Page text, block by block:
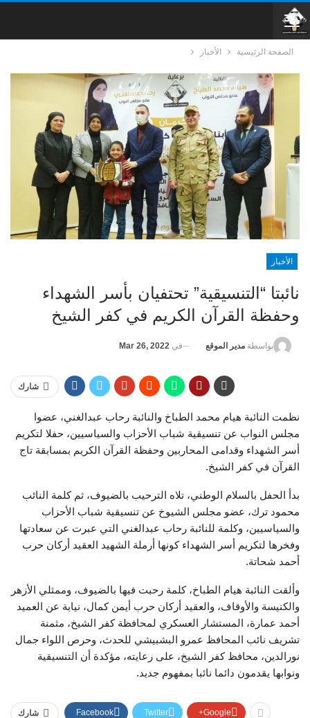
الصفحة الرئيسية الأخبار
الأخبار
نائبتا “التنسيقية” تحتفيان بأسر الشهداء
وحفظة القرآن الكريم في كفر الشيخ
بواسطة مدير الموقع في Mar 26, 2022
شارك
نظمت النائبة هيام محمد الطباخ والنائبة رحاب عبدالغني، عضوا
مجلس النواب عن تنسيقية شباب الأحزاب والسياسيين، حفلا لتكريم
أسر الشهداء وقدامى المحاربين وحفظة القرآن الكريم بمسابقة تاج
القرآن في كفر الشيخ.
بدأ الحفل بالسلام الوطني، تلاه الترحيب بالضيوف، ثم كلمة النائب
محمود ترك، عضو مجلس الشيوخ عن تنسيقية شباب الأحزاب
والسياسيين، وكلمة للنائبة رحاب عبدالغني التي عبرت عن سعادتها
وفخرها لتكريم أسر الشهداء كونها أرملة الشهيد العقيد أركان حرب
أحمد شحاتة.
وألقت النائبة هيام الطباخ، كلمة رحبت فيها بالضيوف، وممثلي الأزهر
والكنيسة والأوقاف، والعقيد أركان حرب أيمن كمال، نيابة عن العميد
أحمد عمارة، المستشار العسكري لمحافظة كفر الشيخ، مثمنة
تشريف نائب المحافظ عمرو البشبيشي للحدث، وحرص اللواء جمال
نورالدين، محافظ كفر الشيخ، على رعايته، مؤكدة أن التنسيقية
ونوابها يقدمون دائما نائبا بمفهوم جديد.
شارك Facebook Twitter Google+